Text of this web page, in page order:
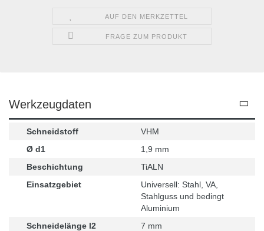
AUF DEN MERKZETTEL
FRAGE ZUM PRODUKT
Werkzeugdaten
Schneidstoff
VHM
Ø d1
1,9 mm
Beschichtung
TiALN
Einsatzgebiet
Universell: Stahl, VA,
Stahlguss und bedingt
Aluminium
Schneidelänge l2
7 mm